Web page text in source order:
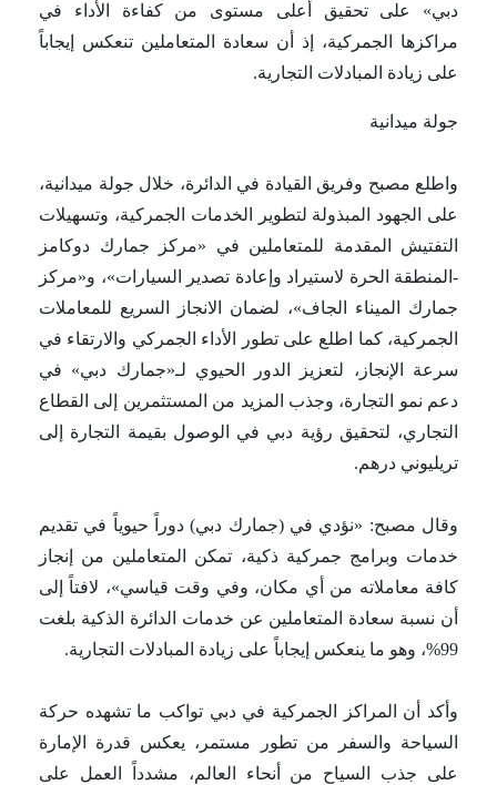
دبي» على تحقيق أعلى مستوى من كفاءة الأداء في
مراكزها الجمركية، إذ أن سعادة المتعاملين تنعكس إيجاباً
على زيادة المبادلات التجارية.
جولة ميدانية
واطلع مصبح وفريق القيادة في الدائرة، خلال جولة ميدانية،
على الجهود المبذولة لتطوير الخدمات الجمركية، وتسهيلات
التفتيش المقدمة للمتعاملين في «مركز جمارك دوكامز
-المنطقة الحرة لاستيراد وإعادة تصدير السيارات»، و«مركز
جمارك الميناء الجاف»، لضمان الانجاز السريع للمعاملات
الجمركية، كما اطلع على تطور الأداء الجمركي والارتقاء في
سرعة الإنجاز، لتعزيز الدور الحيوي لـ«جمارك دبي» في
دعم نمو التجارة، وجذب المزيد من المستثمرين إلى القطاع
التجاري، لتحقيق رؤية دبي في الوصول بقيمة التجارة إلى
تريليوني درهم.
وقال مصبح: «نؤدي في (جمارك دبي) دوراً حيوياً في تقديم
خدمات وبرامج جمركية ذكية، تمكن المتعاملين من إنجاز
كافة معاملاته من أي مكان، وفي وقت قياسي»، لافتاً إلى
أن نسبة سعادة المتعاملين عن خدمات الدائرة الذكية بلغت
99%، وهو ما ينعكس إيجاباً على زيادة المبادلات التجارية.
وأكد أن المراكز الجمركية في دبي تواكب ما تشهده حركة
السياحة والسفر من تطور مستمر، يعكس قدرة الإمارة
على جذب السياح من أنحاء العالم، مشدداً العمل على